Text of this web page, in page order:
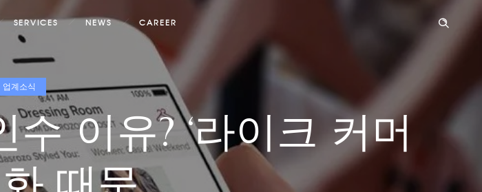
SERVICES NEWS
CAREER
업계소식
이유? ‘라이크 커머